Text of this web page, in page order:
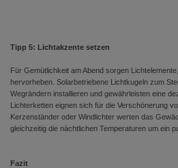
Tipp 5: Lichtakzente setzen
Für Gemütlichkeit am Abend sorgen
hervorheben. Solarbetriebene Lichtkugeln zum
Wegrändern installieren und gewährleisten eine
Lichterketten eignen sich für die Verschönerung
Kerzenständer oder Windlichter werten das
gleichzeitig die nächtlichen Temperaturen um ein
Fazit